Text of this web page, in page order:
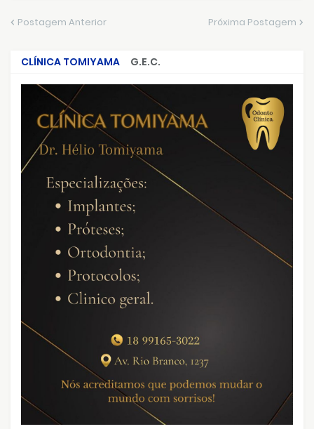
Postagem Anterior Próxima Postagem
CLÍNICA TOMIYAMA
G.E.C.
CRIMES QUE ABALARAM O BRASIL